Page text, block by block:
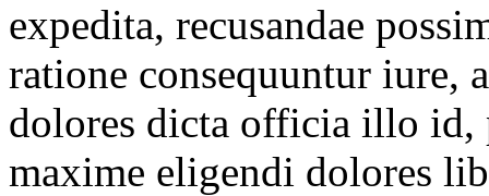
expedita, recusandae
ratione consequuntur iure,
dolores dicta officia illo id,
maxime eligendi dolores